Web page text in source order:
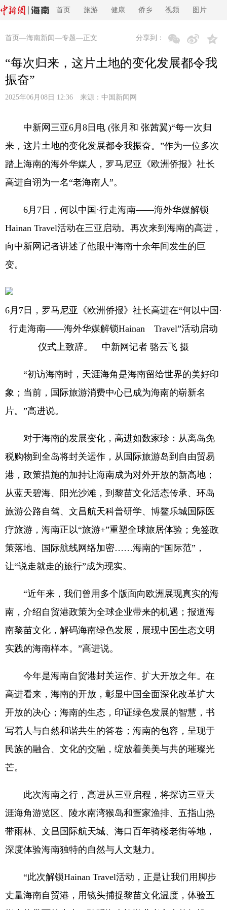
首页 旅游 健康 侨乡 视频 图片
首页 —海南新闻—专题—正文 分享到：
“每次归来，这片土地的变化发展都令我
振奋”
2025年06月08日 12:36 来源： 中国新闻网
中新网三亚6月8日电 (张月和 张茜翼)“每一次归
来，这片土地的变化发展都令我振奋。”作为一位多次
踏上海南的海外华媒人，罗马尼亚《欧洲侨报》社长
高进自诩为一名“老海南人”。
6月7日，何以中国·行走海南——海外华媒解锁
Hainan Travel活动在三亚启动。再次来到海南的高进，
向中新网记者讲述了他眼中海南十余年间发生的巨
变。
6月7日，罗马尼亚《欧洲侨报》社长高进在“何以中国·
行走海南——海外华媒解锁Hainan Travel”活动启动
仪式上致辞。 中新网记者 骆云飞 摄
“初访海南时，天涯海角是海南留给世界的美好印
象；当前，国际旅游消费中心已成为海南的崭新名
片。”高进说。
对于海南的发展变化，高进如数家珍：从离岛免
税购物到全岛将封关运作，从国际旅游岛到自由贸易
港，政策措施的加持让海南成为对外开放的新高地；
从蓝天碧海、阳光沙滩，到黎苗文化活态传承、环岛
旅游公路自驾、文昌航天科普研学、博鳌乐城国际医
疗旅游，海南正以“旅游+”重塑全球旅居体验；免签政
策落地、国际航线网络加密……海南的“国际范”，
让“说走就走的旅行”成为现实。
“近年来，我们曾用多个版面向欧洲展现真实的海
南，介绍自贸港政策为全球企业带来的机遇；报道海
南黎苗文化，解码海南绿色发展，展现中国生态文明
实践的海南样本。”高进说。
今年是海南自贸港封关运作、扩大开放之年。在
高进看来，海南的开放，彰显中国全面深化改革扩大
开放的决心；海南的生态，印证绿色发展的智慧，书
写着人与自然和谐共生的答卷；海南的包容，呈现于
民族的融合、文化的交融，绽放着美美与共的璀璨光
芒。
此次海南之行，高进从三亚启程，将探访三亚天
涯海角游览区、陵水南湾猴岛和疍家渔排、五指山热
带雨林、文昌国际航天城、海口百年骑楼老街等地，
深度体验海南独特的自然与人文魅力。
“此次解锁Hainan Travel活动，正是让我们用脚步
丈量海南自贸港，用镜头捕捉黎苗文化温度，体验五